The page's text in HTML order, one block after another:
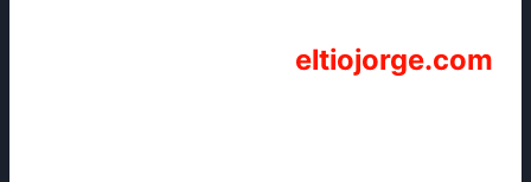
eltiojorge.com